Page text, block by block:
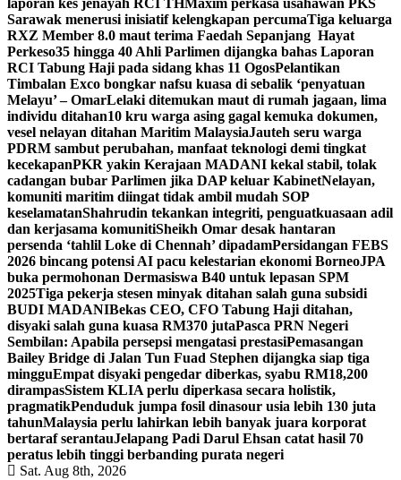
laporan kes jenayah RCI THMaxim perkasa usahawan PKS
Sarawak menerusi inisiatif kelengkapan percumaTiga keluarga
RXZ Member 8.0 maut terima Faedah Sepanjang Hayat
Perkeso35 hingga 40 Ahli Parlimen dijangka bahas Laporan
RCI Tabung Haji pada sidang khas 11 OgosPelantikan
Timbalan Exco bongkar nafsu kuasa di sebalik ‘penyatuan
Melayu’ – OmarLelaki ditemukan maut di rumah jagaan, lima
individu ditahan10 kru warga asing gagal kemuka dokumen,
vesel nelayan ditahan Maritim MalaysiaJauteh seru warga
PDRM sambut perubahan, manfaat teknologi demi tingkat
kecekapanPKR yakin Kerajaan MADANI kekal stabil, tolak
cadangan bubar Parlimen jika DAP keluar KabinetNelayan,
komuniti maritim diingat tidak ambil mudah SOP
keselamatanShahrudin tekankan integriti, penguatkuasaan adil
dan kerjasama komunitiSheikh Omar desak hantaran
persenda ‘tahlil Loke di Chennah’ dipadamPersidangan FEBS
2026 bincang potensi AI pacu kelestarian ekonomi BorneoJPA
buka permohonan Dermasiswa B40 untuk lepasan SPM
2025Tiga pekerja stesen minyak ditahan salah guna subsidi
BUDI MADANIBekas CEO, CFO Tabung Haji ditahan,
disyaki salah guna kuasa RM370 jutaPasca PRN Negeri
Sembilan: Apabila persepsi mengatasi prestasiPemasangan
Bailey Bridge di Jalan Tun Fuad Stephen dijangka siap tiga
mingguEmpat disyaki pengedar diberkas, syabu RM18,200
dirampasSistem KLIA perlu diperkasa secara holistik,
pragmatikPenduduk jumpa fosil dinasour usia lebih 130 juta
tahunMalaysia perlu lahirkan lebih banyak juara korporat
bertaraf serantauJelapang Padi Darul Ehsan catat hasil 70
peratus lebih tinggi berbanding purata negeri
Sat. Aug 8th, 2026